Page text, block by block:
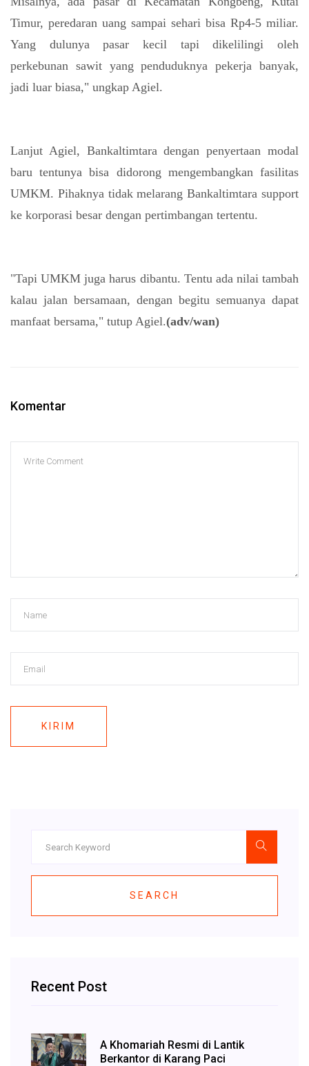
Timur, peredaran uang sampai sehari bisa Rp4-5 miliar.
Yang dulunya pasar kecil tapi dikelilingi oleh
perkebunan sawit yang penduduknya pekerja banyak,
jadi luar biasa," ungkap Agiel.
Lanjut Agiel, Bankaltimtara dengan penyertaan modal
baru tentunya bisa didorong mengembangkan fasilitas
UMKM. Pihaknya tidak melarang Bankaltimtara support
ke korporasi besar dengan pertimbangan tertentu.
"Tapi UMKM juga harus dibantu. Tentu ada nilai tambah
kalau jalan bersamaan, dengan begitu semuanya dapat
manfaat bersama," tutup Agiel.(adv/wan)
Komentar
KIRIM
SEARCH
Recent Post
A Khomariah Resmi di Lantik
Berkantor di Karang Paci